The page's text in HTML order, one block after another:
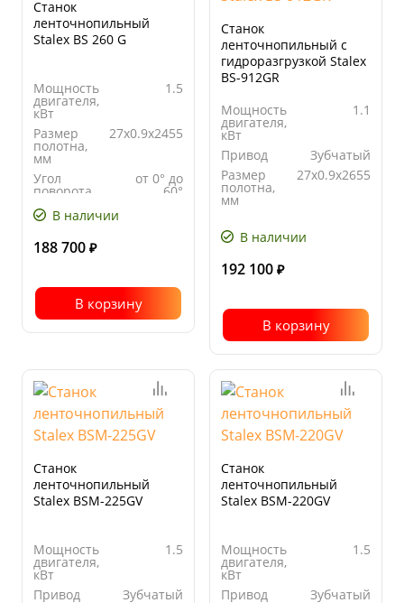
Станок
ленточнопильный
Stalex BS 260 G
Мощность
двигателя,
кВт
1.5
Размер
полотна,
мм
27x0.9x2455
Угол
поворота
от 0° до
60°
Скорость
движения
мин
В наличии
188 700 ₽
В корзину
Станок
ленточнопильный с
гидроразгрузкой Stalex
BS-912GR
Мощность
двигателя,
кВт
1.1
Привод
Зубчатый
Размер
полотна,
мм
27x0.9x2655
поворота
В наличии
192 100 ₽
В корзину
Станок
ленточнопильный
Stalex BSМ-225GV
Мощность
двигателя,
кВт
1.5
Привод
Зубчатый
Станок
ленточнопильный
Stalex BSМ-220GV
Мощность
двигателя,
кВт
1.5
Привод
Зубчатый